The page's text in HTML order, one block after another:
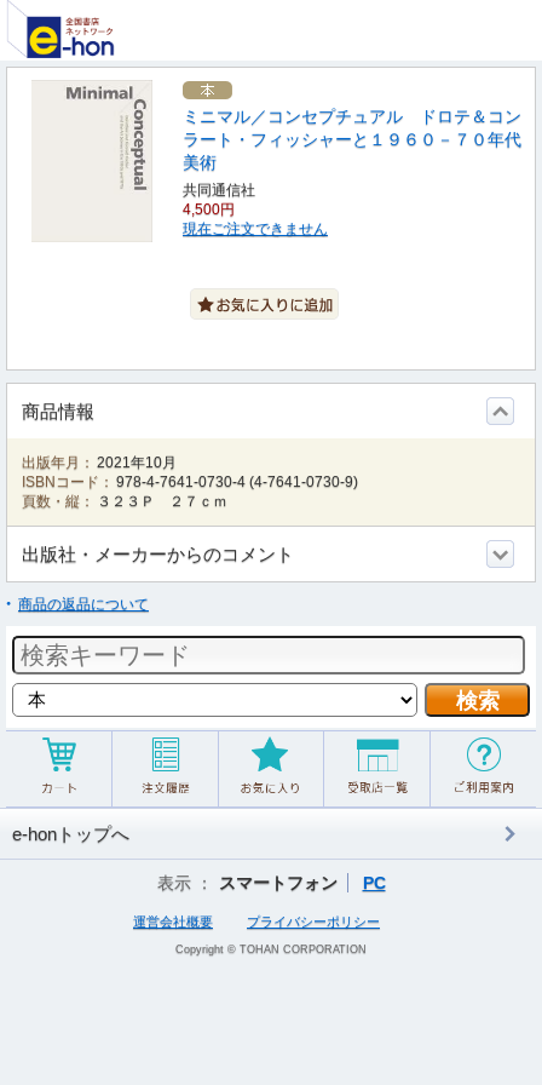
ミニマル／コンセプチュアル ドロテ＆コン
ラート・フィッシャーと１９６０－７０年代
美術
共同通信社
4,500円
現在ご注文できません
商品情報
出版年月： 2021年10月
ISBNコード： 978-4-7641-0730-4 (4-7641-0730-9)
頁数・縦：
３２３Ｐ ２７ｃｍ
出版社・メーカーからのコメント
商品の返品について
e-honトップへ
表示 ： スマートフォン PC
運営会社概要 プライバシーポリシー
Copyright © TOHAN CORPORATION